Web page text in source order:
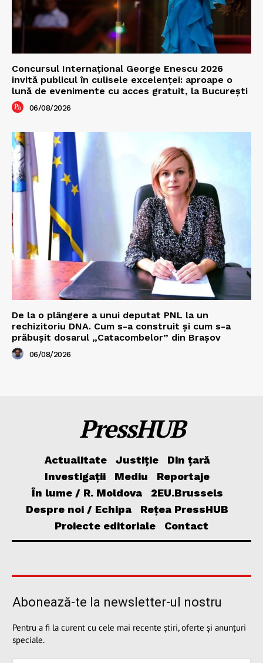
Concursul Internațional George Enescu 2026
invită publicul în culisele excelenței: aproape o
lună de evenimente cu acces gratuit, la București
06/08/2026
De la o plângere a unui deputat PNL la un
rechizitoriu DNA. Cum s-a construit și cum s-a
prăbușit dosarul „Catacombelor” din Brașov
06/08/2026
PressHUB
Actualitate Justiție
Din țară
Investigații
Mediu
Reportaje
În lume / R. Moldova
2EU.Brussels
Despre noi / Echipa
Rețea PressHUB
Proiecte editoriale
Contact
Abonează-te la newsletter-ul nostru
Pentru a fi la curent cu cele mai recente știri, oferte și anunțuri
speciale.